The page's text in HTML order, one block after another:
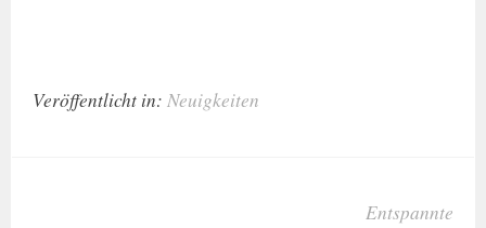
Veröffentlicht in:Neuigkeiten
Entspannte